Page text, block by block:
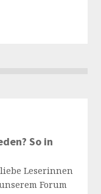
So in
Leserinnen
Forum